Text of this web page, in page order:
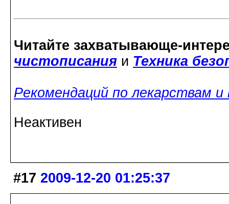
Читайте захватывающе-
чистописания и Техника
Рекомендаций по лекарствам
Неактивен
#17 2009-12-20 01:25:37